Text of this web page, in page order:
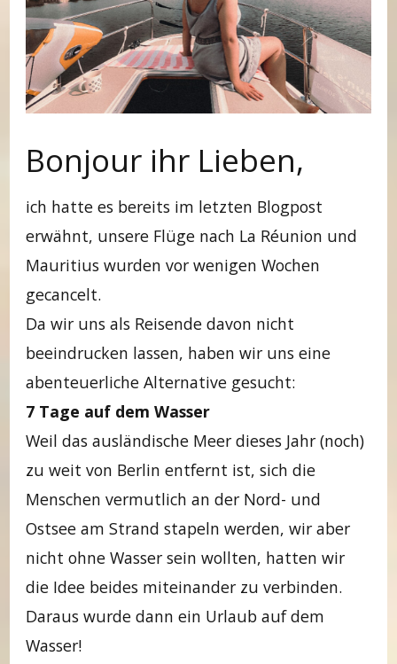
Bonjour ihr Lieben,
ich hatte es bereits im letzten Blogpost
erwähnt, unsere Flüge nach La Réunion und
Mauritius wurden vor wenigen Wochen
gecancelt.
Da wir uns als Reisende davon nicht
beeindrucken lassen, haben wir uns eine
abenteuerliche Alternative gesucht:
7 Tage auf dem Wasser
Weil das ausländische Meer dieses Jahr (noch)
zu weit von Berlin entfernt ist, sich die
Menschen vermutlich an der Nord- und
Ostsee am Strand stapeln werden, wir aber
nicht ohne Wasser sein wollten, hatten wir
die Idee beides miteinander zu verbinden.
Daraus wurde dann ein Urlaub auf dem
Wasser!